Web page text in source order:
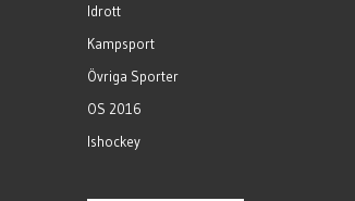
Idrott
Kampsport
Övriga Sporter
OS 2016
Ishockey